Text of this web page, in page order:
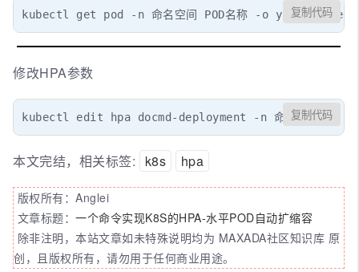
kubectl get pod -n 命名空间 POD名称 -o yaml |
复制代码
修改HPA参数
kubectl edit hpa docmd-deployment -n 命名空间
复制代码
本文完结，相关标签: k8s hpa
版权所有：Anglei
文章标题： 一个命令实现K8S的HPA-水平POD自动扩缩容
除非注明，本站文章如未特殊说明均为 MAXADA社区知识库 原
创，且版权所有，请勿用于任何商业用途。